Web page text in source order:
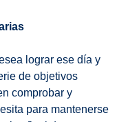
lograr ese día y
de objetivos
comprobar y
para mantenerse